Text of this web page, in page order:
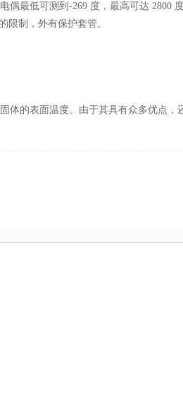
最低可测到-269 度，最高可达 2800 度
限制，外有保护套管。
的表面温度。由于其具有众多优点